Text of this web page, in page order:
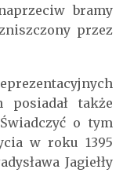
bramy
przez
także
o tym
w roku 1395
Jagiełły